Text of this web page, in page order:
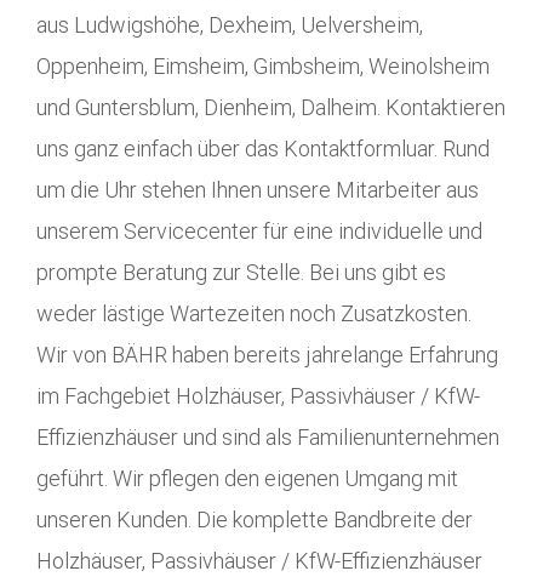
aus Ludwigshöhe, Dexheim, Uelversheim,
Oppenheim, Eimsheim, Gimbsheim, Weinolsheim
und Guntersblum, Dienheim, Dalheim. Kontaktieren
uns ganz einfach über das Kontaktformluar. Rund
um die Uhr stehen Ihnen unsere Mitarbeiter aus
unserem Servicecenter für eine individuelle und
prompte Beratung zur Stelle. Bei uns gibt es
weder lästige Wartezeiten noch Zusatzkosten.
Wir von BÄHR haben bereits jahrelange Erfahrung
im Fachgebiet Holzhäuser, Passivhäuser / KfW-
Effizienzhäuser und sind als Familienunternehmen
geführt. Wir pflegen den eigenen Umgang mit
unseren Kunden. Die komplette Bandbreite der
Holzhäuser, Passivhäuser / KfW-Effizienzhäuser